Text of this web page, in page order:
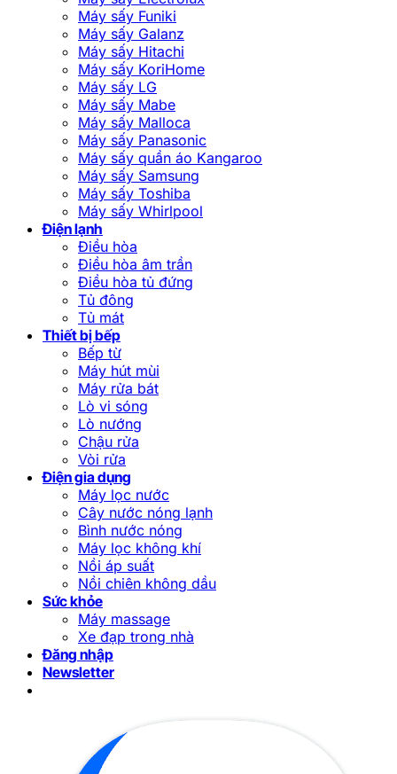
Máy sấy Funiki
Máy sấy Galanz
Máy sấy Hitachi
Máy sấy KoriHome
Máy sấy LG
Máy sấy Mabe
Máy sấy Malloca
Máy sấy Panasonic
Máy sấy quần áo Kangaroo
Máy sấy Samsung
Máy sấy Toshiba
Máy sấy Whirlpool
Điện lạnh
Điều hòa
Điều hòa âm trần
Điều hòa tủ đứng
Tủ đông
Tủ mát
Thiết bị bếp
Bếp từ
Máy hút mùi
Máy rửa bát
Lò vi sóng
Lò nướng
Chậu rửa
Vòi rửa
Điện gia dụng
Máy lọc nước
Cây nước nóng lạnh
Bình nước nóng
Máy lọc không khí
Nồi áp suất
Nồi chiên không dầu
Sức khỏe
Máy massage
Xe đạp trong nhà
Đăng nhập
Newsletter